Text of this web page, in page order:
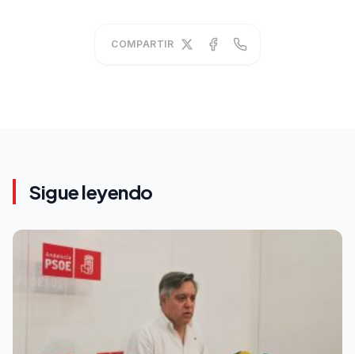
COMPARTIR
Sigue leyendo